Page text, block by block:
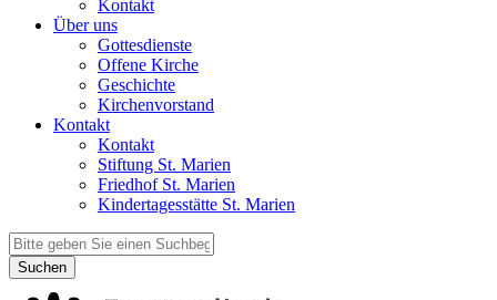
Kontakt
Über uns
Gottesdienste
Offene Kirche
Geschichte
Kirchenvorstand
Kontakt
Kontakt
Stiftung St. Marien
Friedhof St. Marien
Kindertagesstätte St. Marien
Suchen